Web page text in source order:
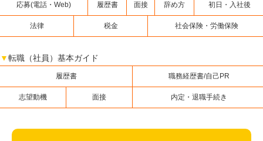
応募(電話・Web) 履歴書 面接 辞め方 初日・入社後
法律 税金 社会保険・労働保険
▼転職（社員）基本ガイド
履歴書 職務経歴書/自己PR
志望動機 面接 内定・退職手続き